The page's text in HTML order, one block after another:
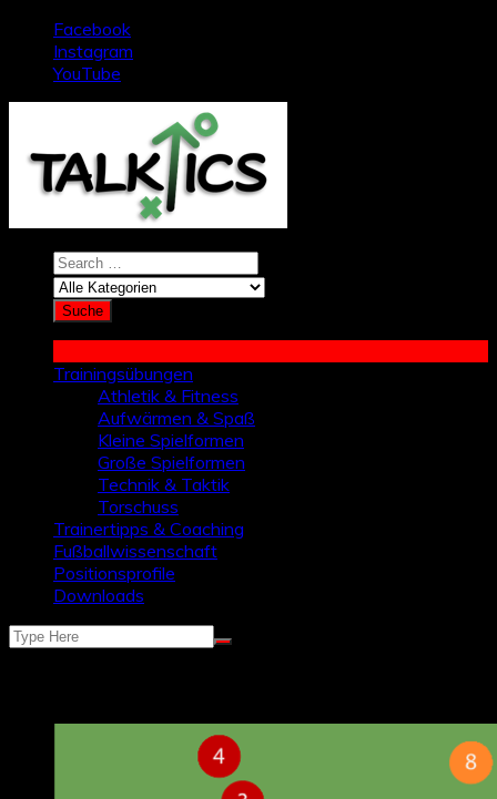
springen
Facebook
Instagram
YouTube
Trainingsübungen
Athletik & Fitness
Aufwärmen & Spaß
Kleine Spielformen
Große Spielformen
Technik & Taktik
Torschuss
Trainertipps & Coaching
Fußballwissenschaft
Positionsprofile
Downloads